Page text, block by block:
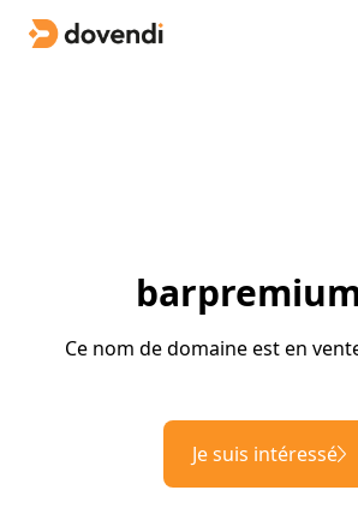
Ce nom de domaine est en
Je suis intéressé